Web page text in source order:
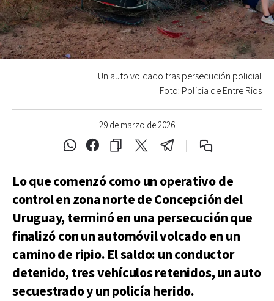
29 de marzo de 2026
Un auto volcado tras persecución policial
Foto: Policía de Entre Ríos
Lo que comenzó como un operativo de
control en zona norte de Concepción del
Uruguay, terminó en una persecución que
finalizó con un automóvil volcado en un
camino de ripio. El saldo: un conductor
detenido, tres vehículos retenidos, un auto
secuestrado y un policía herido.